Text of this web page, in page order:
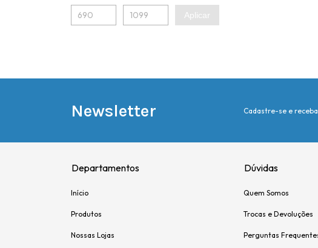
Aplicar
Newsletter Cadastre-se e
Departamentos
Início
Produtos
Nossas Lojas
Dúvidas
Quem Somos
Trocas e Devoluções
Perguntas